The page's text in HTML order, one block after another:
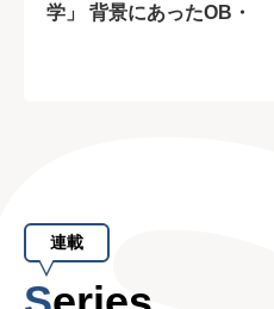
学」 背景にあったOB・
連載